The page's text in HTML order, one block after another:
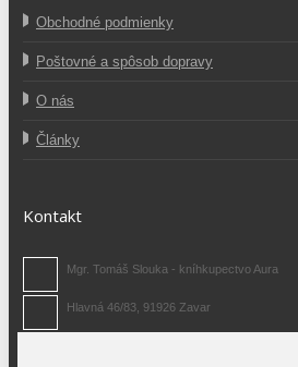
Obchodné podmienky
Poštovné a spôsob dopravy
O nás
Články
Kontakt
Mgr. Tomáš Slouka - kníhkupectvo Aura
Hlavná 46/83, 91926 Zavar